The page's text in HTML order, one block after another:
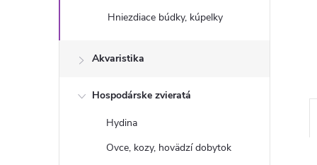
Hniezdiace búdky, kúpelky
Akvaristika
Hospodárske zvieratá
Hydina
Ovce, kozy, hovädzí dobytok